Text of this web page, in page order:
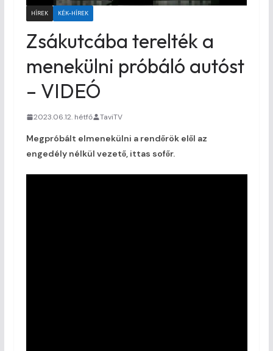
HÍREK KÉK-HÍREK
Zsákutcába terelték a
menekülni próbáló autóst
– VIDEÓ
2023.06.12. hétfő TaviTV
Megpróbált elmenekülni a rendőrök elől az
engedély nélkül vezető, ittas sofőr.